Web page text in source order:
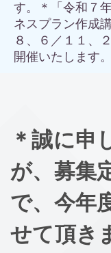
す。＊「令和７
ネスプラン作成
８、６／１１、
開催いたします。
＊誠に申
が、募集
で、今年
せて頂き